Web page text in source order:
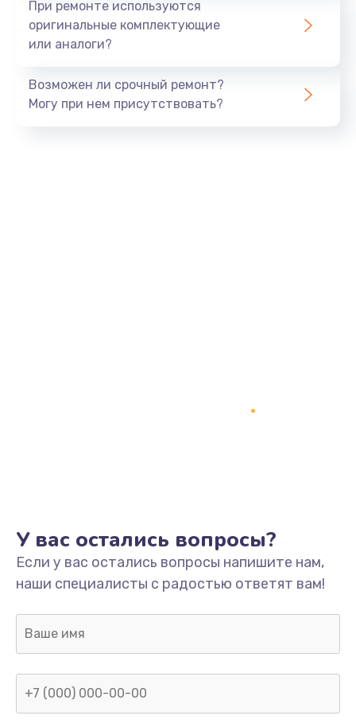
При ремонте используются
оригинальные комплектующие
или аналоги?
Возможен ли срочный ремонт?
Могу при нем присутствовать?
У вас остались вопросы?
Если у вас остались вопросы напишите нам,
наши специалисты с радостью ответят вам!